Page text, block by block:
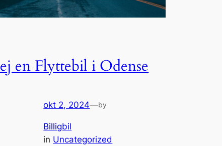
en Flyttebil i Odense
okt 2, 2024—by
Billigbil
in Uncategorized